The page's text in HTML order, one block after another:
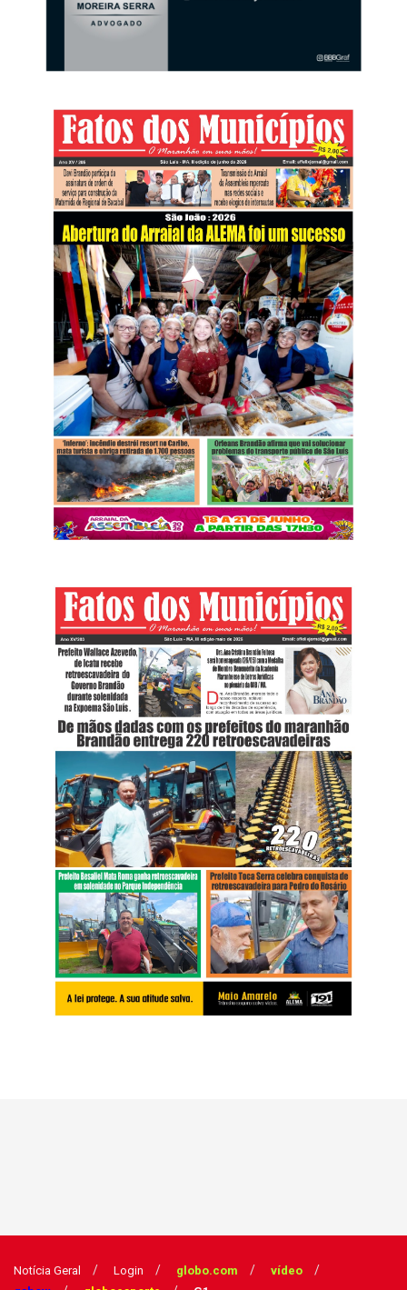
Notícia Geral Login globo.com
vídeo